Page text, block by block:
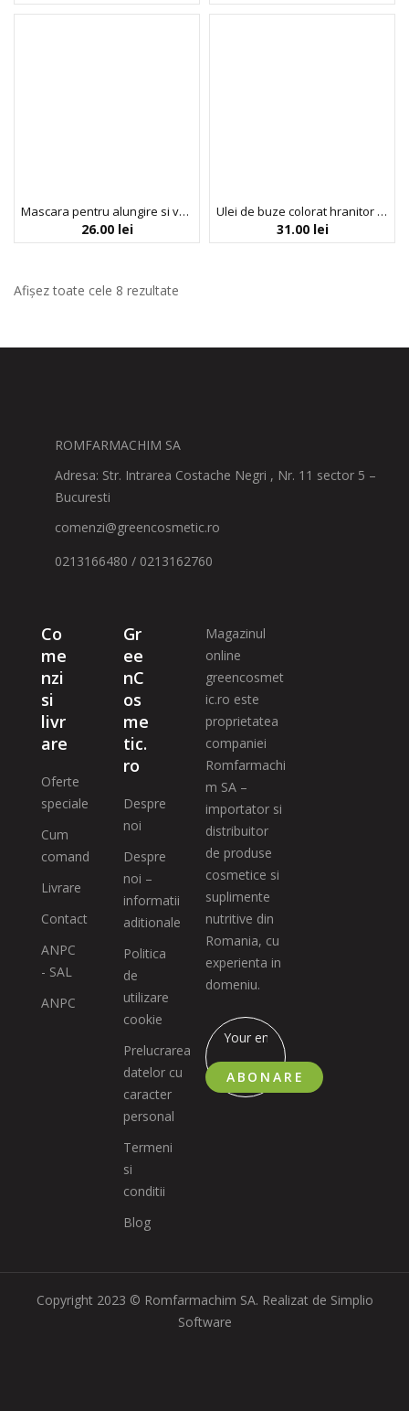
Mascara pentru alungire si volum, Dream Big, nuanta Intense Black, Profusion Cosmetics, 9 ml
26.00 lei
Ulei de buze colorat hranitor cu extract de papaya, Berry Kiss, Dr.PAWPAW, 8 ml
31.00 lei
Afișez toate cele 8 rezultate
ROMFARMACHIM SA
Adresa: Str. Intrarea Costache Negri , Nr. 11 sector 5 –
Bucuresti
comenzi@greencosmetic.ro
0213166480 / 0213162760
Co
me
nzi
si
livr
are
Oferte
speciale
Cum
comand
Livrare
Contact
ANPC
- SAL
ANPC
Gr
ee
nC
os
me
tic.
ro
Despre
noi
Despre
noi –
informatii
aditionale
Politica
de
utilizare
cookie
Prelucrarea
datelor cu
caracter
personal
Termeni
si
conditii
Blog
Magazinul
online
greencosmet
ic.ro este
proprietatea
companiei
Romfarmachi
m SA –
importator si
distribuitor
de produse
cosmetice si
suplimente
nutritive din
Romania, cu
experienta in
domeniu.
ABONARE
Copyright 2023 © Romfarmachim SA. Realizat de Simplio
Software